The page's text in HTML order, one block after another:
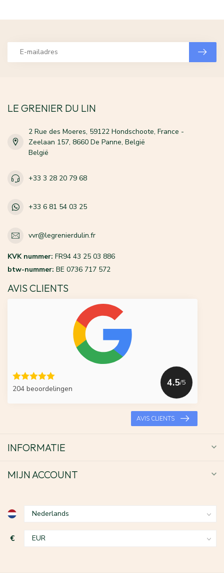
LE GRENIER DU LIN
2 Rue des Moeres, 59122 Hondschoote, France -
Zeelaan 157, 8660 De Panne, België
België
+33 3 28 20 79 68
+33 6 81 54 03 25
vvr@legrenierdulin.fr
KVK nummer: FR94 43 25 03 886
btw-nummer: BE 0736 717 572
AVIS CLIENTS
204 beoordelingen
4.5/5
AVIS CLIENTS
INFORMATIE
MIJN ACCOUNT
€